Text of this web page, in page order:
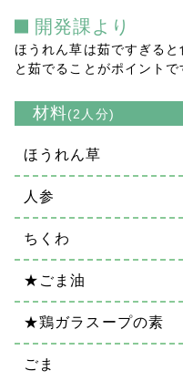
開発課より
ほうれん草は茹ですぎる
と茹でることがポイントで
材料(2人分)
ほうれん草
人参
ちくわ
★ごま油
★鶏ガラスープの素
ごま